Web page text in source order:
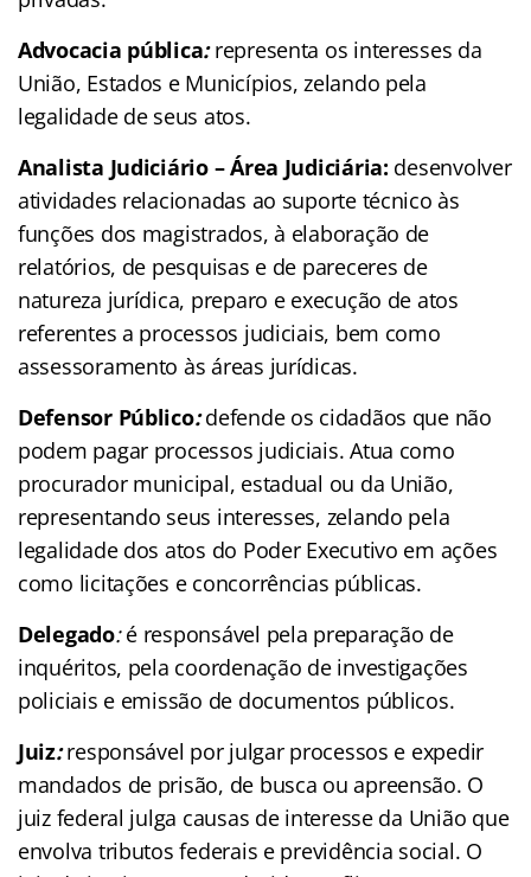
Advocacia pública:representa os interesses da
União, Estados e Municípios, zelando pela
legalidade de seus atos.
Analista Judiciário – Área Judiciária: desenvolver
atividades relacionadas ao suporte técnico às
funções dos magistrados, à elaboração de
relatórios, de pesquisas e de pareceres de
natureza jurídica, preparo e execução de atos
referentes a processos judiciais, bem como
assessoramento às áreas jurídicas.
Defensor Público:defende os cidadãos que não
podem pagar processos judiciais. Atua como
procurador municipal, estadual ou da União,
representando seus interesses, zelando pela
legalidade dos atos do Poder Executivo em ações
como licitações e concorrências públicas.
Delegado:é responsável pela preparação de
inquéritos, pela coordenação de investigações
policiais e emissão de documentos públicos.
Juiz:responsável por julgar processos e expedir
mandados de prisão, de busca ou apreensão. O
juiz federal julga causas de interesse da União que
envolva tributos federais e previdência social. O